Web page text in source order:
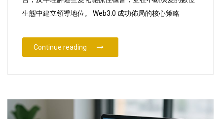
生態中建立領導地位。 Web3.0 成功佈局的核心策略
Continue reading “香港企業應如何佈局Web3.0”